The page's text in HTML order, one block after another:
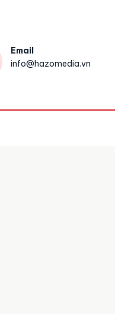
Email
info@hazomedia.vn